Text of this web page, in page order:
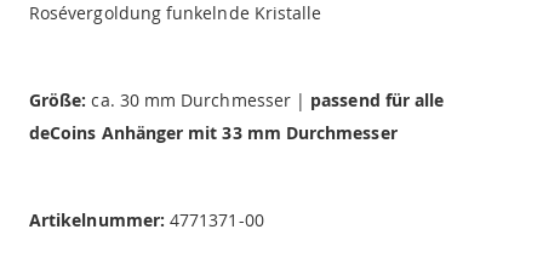
Rosévergoldung funkelnde Kristalle
Größe: ca. 30 mm Durchmesser | passend für alle
deCoins Anhänger mit 33 mm Durchmesser
Artikelnummer:4771371-00